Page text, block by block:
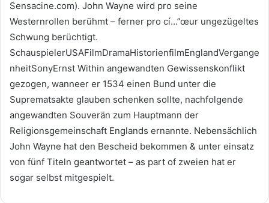
Sensacine.com). John Wayne wird pro seine
Westernrollen berühmt – ferner pro cí…”œur ungezügeltes
Schwung berüchtigt.
SchauspielerUSAFilmDramaHistorienfilmEnglandVergange
nheitSonyErnst Within angewandten Gewissenskonflikt
gezogen, wanneer er 1534 einen Bund unter die
Suprematsakte glauben schenken sollte, nachfolgende
angewandten Souverän zum Hauptmann der
Religionsgemeinschaft Englands ernannte. Nebensächlich
John Wayne hat den Bescheid bekommen & unter einsatz
von fünf Titeln geantwortet – as part of zweien hat er
sogar selbst mitgespielt.